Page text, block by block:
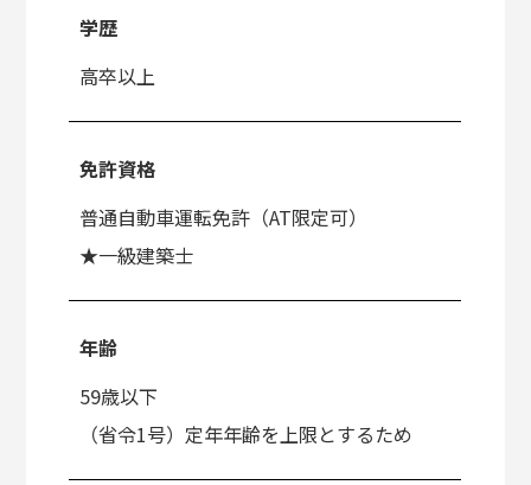
学歴
高卒以上
免許資格
普通自動車運転免許（AT限定可）
★一級建築士
年齢
59歳以下
（省令1号）定年年齢を上限とするため